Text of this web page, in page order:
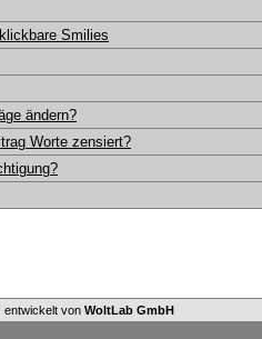
Smilies
ändern?
Worte zensiert?
, entwickelt von WoltLab GmbH